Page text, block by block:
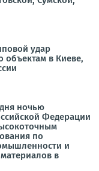
удар
в Киеве,
ночью
Федерации
по
и
в